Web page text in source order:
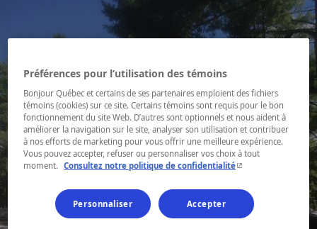
Préférences pour l’utilisation des témoins
Bonjour Québec et certains de ses partenaires emploient des fichiers
témoins (cookies) sur ce site. Certains témoins sont requis pour le bon
fonctionnement du site Web. D’autres sont optionnels et nous aident à
améliorer la navigation sur le site, analyser son utilisation et contribuer
à nos efforts de marketing pour vous offrir une meilleure expérience.
Vous pouvez accepter, refuser ou personnaliser vos choix à tout
moment. Consultez notre politique de confidentialité- Cet hyperlien
Personnaliser Accepter